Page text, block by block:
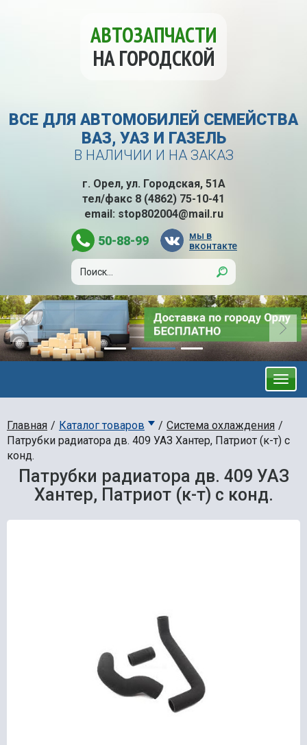
АВТОЗАПЧАСТИ
НА ГОРОДСКОЙ
ВСЕ ДЛЯ АВТОМОБИЛЕЙ СЕМЕЙСТВА
ВАЗ, УАЗ И ГАЗЕЛЬ
В НАЛИЧИИ И НА ЗАКАЗ
г. Орел, ул. Городская, 51А
тел/факс 8 (4862) 75-10-41
email: stop802004@mail.ru
50-88-99
мы в
вконтакте
Главная Каталог товаров
Система охлаждения
Патрубки радиатора дв. 409 УАЗ Хантер, Патриот (к-т) с
конд.
Патрубки радиатора дв. 409 УАЗ
Хантер, Патриот (к-т) с конд.